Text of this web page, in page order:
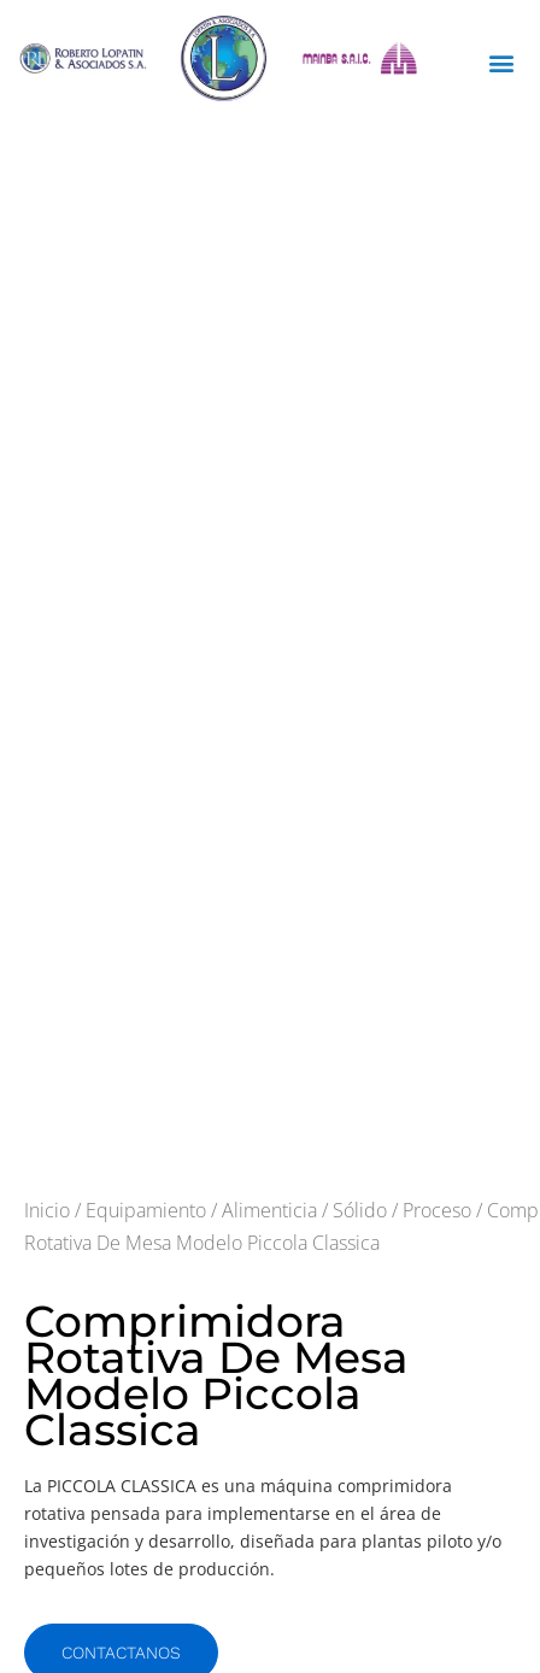
Inicio/ Equipamiento/Alimenticia / Sólido/ Proceso/
Rotativa De Mesa Modelo Piccola Classica
Comprimidora
Rotativa De Mesa
Modelo Piccola
Classica
La PICCOLA CLASSICA es una máquina comprimidora
rotativa pensada para implementarse en el área de
investigación y desarrollo, diseñada para plantas piloto y/o
pequeños lotes de producción.
CONTACTANOS